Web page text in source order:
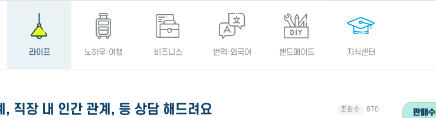
라이프 노하우·여행 비즈니스 번역·외국어 핸드메이드 지식센터
, 직장 내 인간 관계, 등 상담 해드려요 조회수 870